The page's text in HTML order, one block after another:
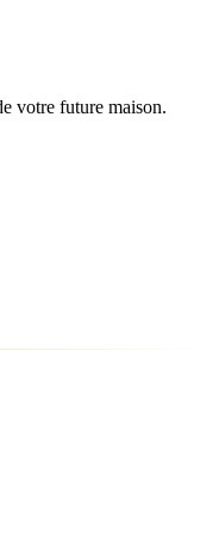
votre future maison.